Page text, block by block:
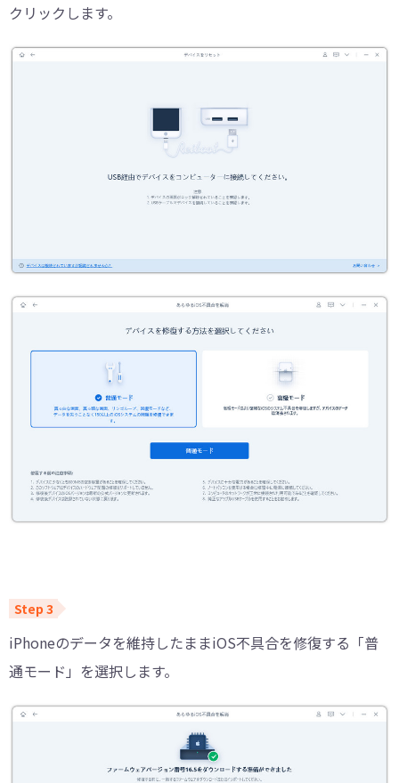
クリックします。
iPhoneのデータを維持したままiOS不具合を修復する「普
通モード」を選択します。